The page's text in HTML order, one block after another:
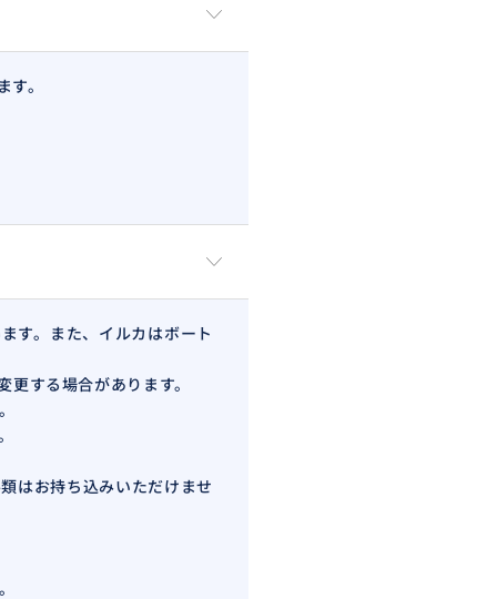
す。
す。また、イルカはボート
する場合があります。
はお持ち込みいただけませ